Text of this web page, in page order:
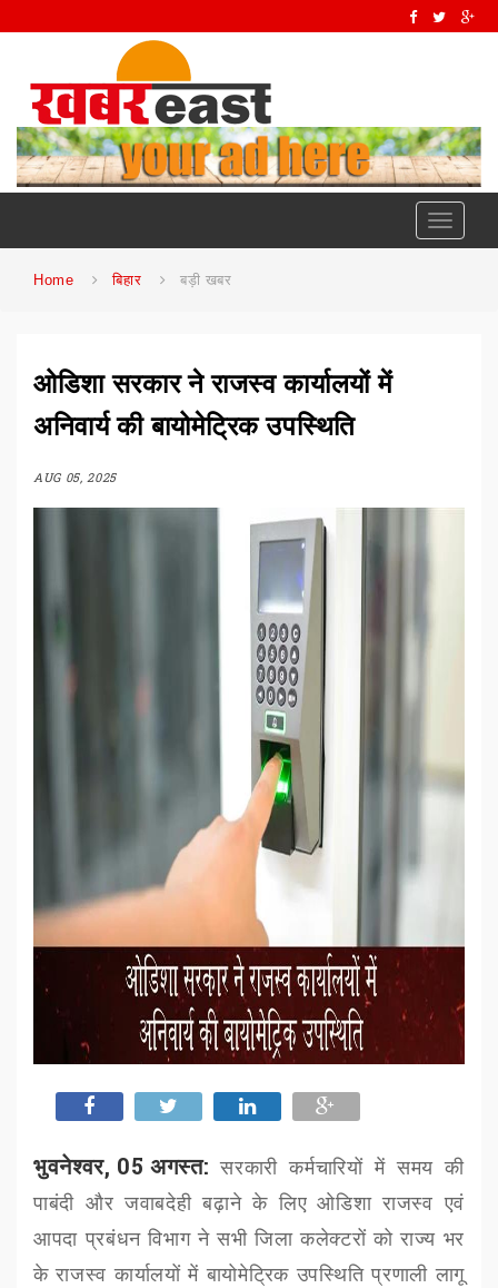
Toggle
Home बिहार बड़ी खबर
ओडिशा सरकार ने राजस्व कार्यालयों में
अनिवार्य की बायोमेट्रिक उपस्थिति
AUG 05, 2025
भुवनेश्वर, 05 अगस्त: सरकारी कर्मचारियों में समय की
पाबंदी और जवाबदेही बढ़ाने के लिए ओडिशा राजस्व एवं
आपदा प्रबंधन विभाग ने सभी जिला कलेक्टरों को राज्य भर
के राजस्व कार्यालयों में बायोमेट्रिक उपस्थिति प्रणाली लागू